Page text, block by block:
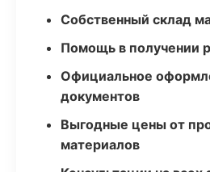
Собственный склад
Помощь в получении
Официальное
документов
Выгодные цены от
материалов